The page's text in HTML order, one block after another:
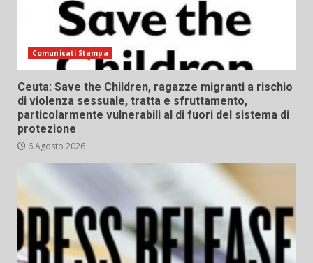
Comunicati Stampa
Ceuta: Save the Children, ragazze migranti a rischio
di violenza sessuale, tratta e sfruttamento,
particolarmente vulnerabili al di fuori del sistema di
protezione
6 Agosto 2026